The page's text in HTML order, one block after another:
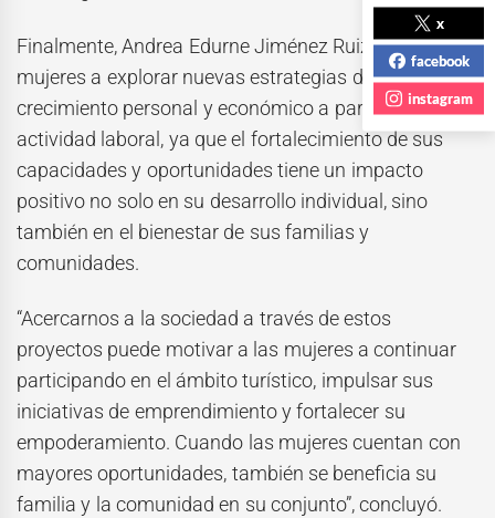
Finalmente, Andrea Edurne Jiménez Ruiz invitó a las
mujeres a explorar nuevas estrategias de
crecimiento personal y económico a partir de su
actividad laboral, ya que el fortalecimiento de sus
capacidades y oportunidades tiene un impacto
positivo no solo en su desarrollo individual, sino
también en el bienestar de sus familias y
comunidades.
“Acercarnos a la sociedad a través de estos
proyectos puede motivar a las mujeres a continuar
participando en el ámbito turístico, impulsar sus
iniciativas de emprendimiento y fortalecer su
empoderamiento. Cuando las mujeres cuentan con
mayores oportunidades, también se beneficia su
familia y la comunidad en su conjunto”, concluyó.
x
facebook
instagram